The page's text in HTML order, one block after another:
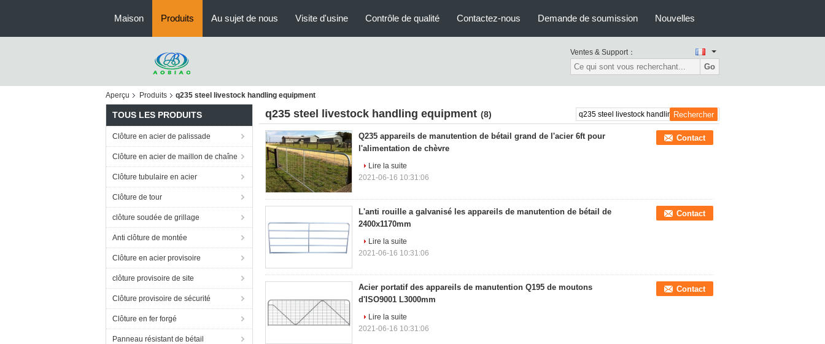
Maison Produits Au sujet de nous Visite d'usine Contrôle de qualité Contactez-nous Demande de soumission Nouvelles
Ventes & Support：
Go
Aperçu Produits q235 steel livestock handling equipment
TOUS LES PRODUITS
Clôture en acier de palissade
Clôture en acier de maillon de chaîne
Clôture tubulaire en acier
Clôture de tour
clôture soudée de grillage
Anti clôture de montée
Clôture en acier provisoire
clôture provisoire de site
Clôture provisoire de sécurité
Clôture en fer forgé
Panneau résistant de bétail
q235 steel livestock handling equipment (8)
Q235 appareils de manutention de bétail grand de l'acier 6ft pour
l'alimentation de chèvre
Contact
Lire la suite
2021-06-16 10:31:06
L'anti rouille a galvanisé les appareils de manutention de bétail de
2400x1170mm
Contact
Lire la suite
2021-06-16 10:31:06
Acier portatif des appareils de manutention Q195 de moutons
d'ISO9001 L3000mm
Contact
Lire la suite
2021-06-16 10:31:06